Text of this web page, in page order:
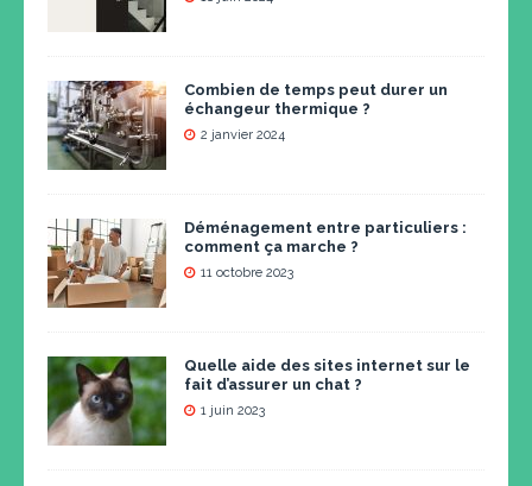
Combien de temps peut durer un
échangeur thermique ?
2 janvier 2024
Déménagement entre particuliers :
comment ça marche ?
11 octobre 2023
Quelle aide des sites internet sur le
fait d’assurer un chat ?
1 juin 2023